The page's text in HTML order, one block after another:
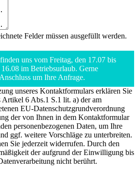
Felder müssen ausgefüllt werden.
uns vom Freitag, den 17.07 bis
im Betriebsurlaub. Gerne
um Ihre Anfrage.
unseres Kontaktformulars erklären Sie
6 Abs.1 S.1 lit. a) der am
EU-Datenschutzgrundverordnung
der von Ihnen in dem Kontaktformular
personenbezogenen Daten, um Ihre
ggf. weitere Vorschläge zu unterbreiten.
Sie jederzeit widerrufen. Durch den
der aufgrund der Einwilligung bis
nicht berührt.